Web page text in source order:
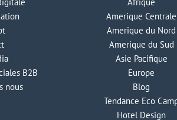
B2B
nous
Amerique Centrale
Amerique du Nord
Amerique du Sud
Asie Pacifique
Europe
Blog
Tendance Eco
Hotel Design